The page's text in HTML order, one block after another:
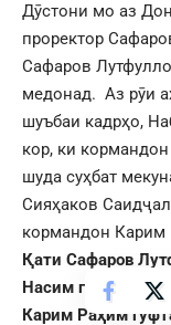
Дӯстони мо аз
проректор
Сафаров
медонад. Аз рӯи
шуъбаи кадрҳо,
кор, ки
шуда суҳбат
Сияҳаков
кормандон Карим
Қати Сафаров
Насим гуфтааст:
Карим Раҳим